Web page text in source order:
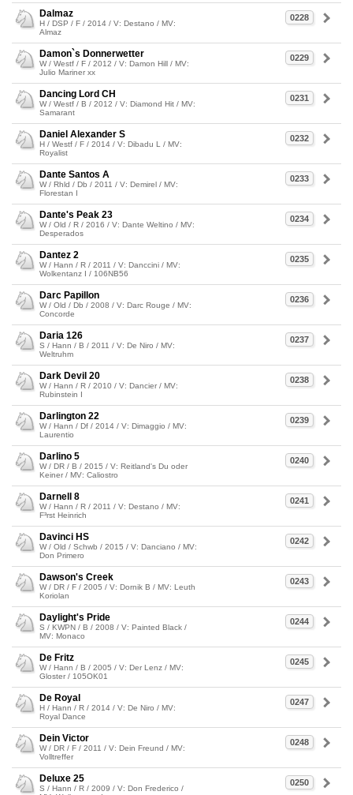
0228
Dalmaz
H / DSP / F / 2014 / V: Destano / MV:
Almaz
0229
Damon`s Donnerwetter
W / Westf / F / 2012 / V: Damon Hill / MV:
Julio Mariner xx
0231
Dancing Lord CH
W / Westf / B / 2012 / V: Diamond Hit / MV:
Samarant
0232
Daniel Alexander S
H / Westf / F / 2014 / V: Dibadu L / MV:
Royalist
0233
Dante Santos A
W / Rhld / Db / 2011 / V: Demirel / MV:
Florestan I
0234
Dante's Peak 23
W / Old / R / 2016 / V: Dante Weltino / MV:
Desperados
0235
Dantez 2
W / Hann / R / 2011 / V: Danccini / MV:
Wolkentanz I / 106NB56
0236
Darc Papillon
W / Old / Db / 2008 / V: Darc Rouge / MV:
Concorde
0237
Daria 126
S / Hann / B / 2011 / V: De Niro / MV:
Weltruhm
0238
Dark Devil 20
W / Hann / R / 2010 / V: Dancier / MV:
Rubinstein I
0239
Darlington 22
W / Hann / Df / 2014 / V: Dimaggio / MV:
Laurentio
0240
Darlino 5
W / DR / B / 2015 / V: Reitland's Du oder
Keiner / MV: Caliostro
0241
Darnell 8
W / Hann / R / 2011 / V: Destano / MV:
F³rst Heinrich
0242
Davinci HS
W / Old / Schwb / 2015 / V: Danciano / MV:
Don Primero
0243
Dawson's Creek
W / DR / F / 2005 / V: Dornik B / MV: Leuth
Koriolan
0244
Daylight's Pride
S / KWPN / B / 2008 / V: Painted Black /
MV: Monaco
0245
De Fritz
W / Hann / B / 2005 / V: Der Lenz / MV:
Gloster / 105OK01
0247
De Royal
H / Hann / R / 2014 / V: De Niro / MV:
Royal Dance
0248
Dein Victor
W / DR / F / 2011 / V: Dein Freund / MV:
Volltreffer
0250
Deluxe 25
S / Hann / R / 2009 / V: Don Frederico /